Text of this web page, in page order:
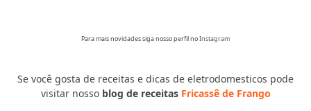
Para mais novidades siga nosso perfil noInstagram
Se você gosta de receitas e dicas de eletrodomesticos pode
visitar nosso blog de receitas Fricassê de Frango